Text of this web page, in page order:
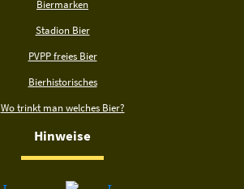
Biermarken
Stadion Bier
PVPP freies Bier
Bierhistorisches
Wo trinkt man welches Bier?
Hinweise